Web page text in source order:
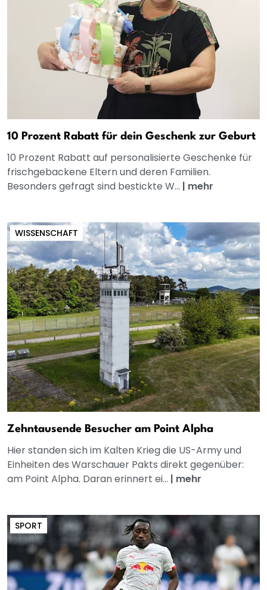
10 Prozent Rabatt für dein Geschenk zur Geburt
10 Prozent Rabatt auf personalisierte Geschenke für
frischgebackene Eltern und deren Familien.
Besonders gefragt sind bestickte W... | mehr
WISSENSCHAFT
Zehntausende Besucher am Point Alpha
Hier standen sich im Kalten Krieg die US-Army und
Einheiten des Warschauer Pakts direkt gegenüber:
am Point Alpha. Daran erinnert ei... | mehr
SPORT